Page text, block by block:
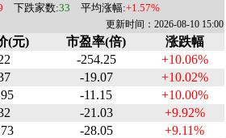
下跌家数:33 平均涨幅:+1.57%
更新时间：2026-08-10 15:00
(元) 市盈率(倍)
涨跌幅
-254.25
+10.06%
-19.07
+10.02%
-11.15
+10.00%
-21.03
+9.92%
-28.05
+9.11%